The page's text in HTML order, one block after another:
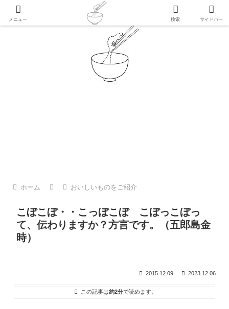
金沢 加賀 能登のおいしいもの
ホーム おいしいものをご紹介
こぼこぼ・・こっぼこぼ こぼっこぼっ
て、伝わりますか？方言です。（五郎島金
時）
2015.12.09 2023.12.06
この記事は約2分で読めます。
メニュー 検索 サイドバー